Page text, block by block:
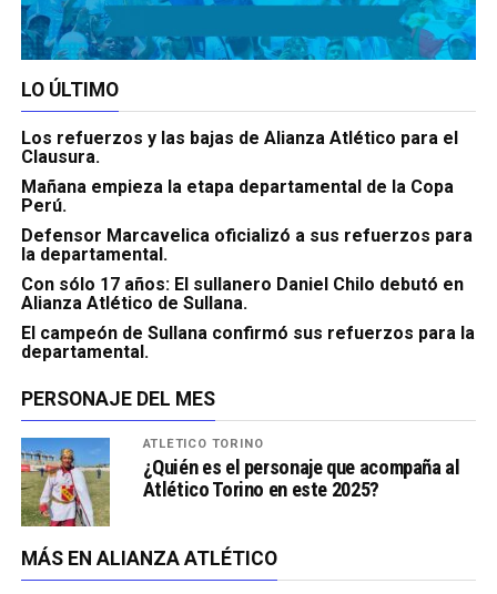
LO ÚLTIMO
Los refuerzos y las bajas de Alianza Atlético para el
Clausura.
Mañana empieza la etapa departamental de la Copa
Perú.
Defensor Marcavelica oficializó a sus refuerzos para
la departamental.
Con sólo 17 años: El sullanero Daniel Chilo debutó en
Alianza Atlético de Sullana.
El campeón de Sullana confirmó sus refuerzos para la
departamental.
PERSONAJE DEL MES
ATLÉTICO TORINO
¿Quién es el personaje que acompaña al
Atlético Torino en este 2025?
MÁS EN ALIANZA ATLÉTICO